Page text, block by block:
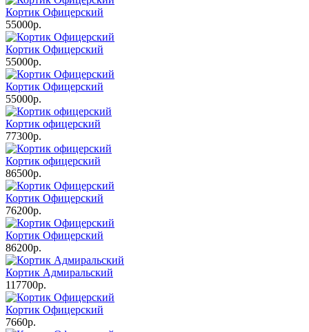
Кортик Офицерский
55000р.
Кортик Офицерский
55000р.
Кортик Офицерский
55000р.
Кортик офицерский
77300р.
Кортик офицерский
86500р.
Кортик Офицерский
76200р.
Кортик Офицерский
86200р.
Кортик Адмиральский
117700р.
Кортик Офицерский
7660р.